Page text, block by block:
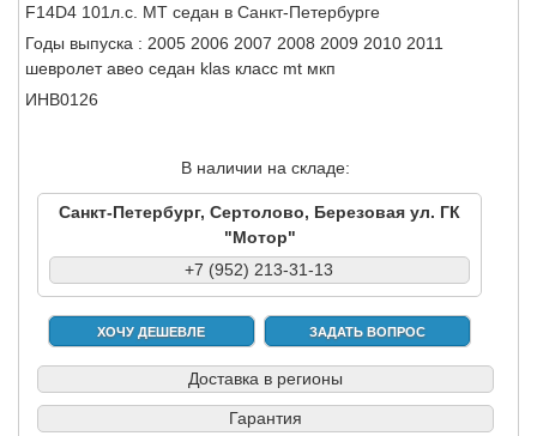
F14D4 101л.с. МТ седан в Санкт-Петербурге
Годы выпуска : 2005 2006 2007 2008 2009 2010 2011
шевролет авео седан klas класс mt мкп
ИНВ0126
В наличии на складе:
Санкт-Петербург, Сертолово, Березовая ул. ГК
"Мотор"
+7 (952) 213-31-13
ХОЧУ ДЕШЕВЛЕ ЗАДАТЬ ВОПРОС
Доставка в регионы
Гарантия